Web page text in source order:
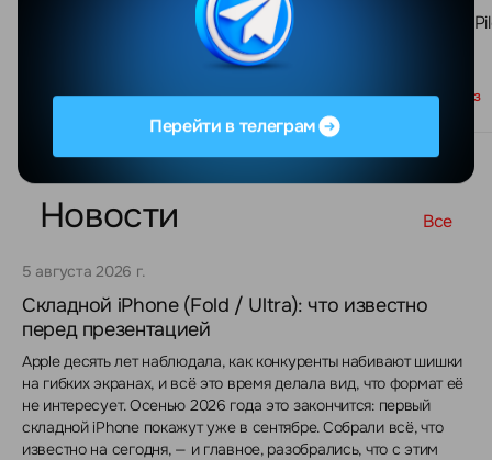
Под заказ
Glasses
Под заказ
Новости Все
5 августа 2026 г.
Складной iPhone (Fold / Ultra): что известно
перед презентацией
Apple десять лет наблюдала, как конкуренты набивают шишки
на гибких экранах, и всё это время делала вид, что формат её
не интересует. Осенью 2026 года это закончится: первый
складной iPhone покажут уже в сентябре. Собрали всё, что
известно на сегодня, — и главное, разобрались, что с этим
Перейти в телеграм